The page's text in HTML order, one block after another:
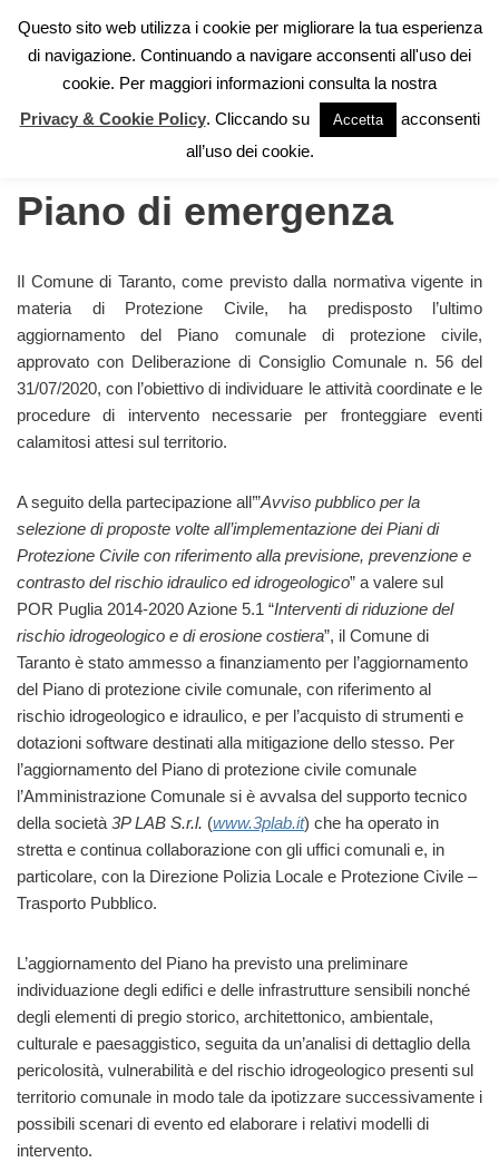
Vai
contenuto
Piano di emergenza
Piano di emergenza
Il Comune di Taranto, come previsto dalla normativa vigente in
materia di Protezione Civile, ha predisposto l’ultimo
aggiornamento del Piano comunale di protezione civile,
approvato con Deliberazione di Consiglio Comunale n. 56 del
31/07/2020, con l’obiettivo di individuare le attività coordinate e le
procedure di intervento necessarie per fronteggiare eventi
calamitosi attesi sul territorio.
A seguito della partecipazione all’”Avviso pubblico per la
selezione di proposte volte all’implementazione dei Piani di
Protezione Civile con riferimento alla previsione, prevenzione e
contrasto del rischio idraulico ed idrogeologico” a valere sul
POR Puglia 2014-2020 Azione 5.1 “Interventi di riduzione del
rischio idrogeologico e di erosione costiera”, il Comune di
Taranto è stato ammesso a finanziamento per l’aggiornamento
del Piano di protezione civile comunale, con riferimento al
rischio idrogeologico e idraulico, e per l’acquisto di strumenti e
dotazioni software destinati alla mitigazione dello stesso. Per
l’aggiornamento del Piano di protezione civile comunale
l’Amministrazione Comunale si è avvalsa del supporto tecnico
della società 3P LAB S.r.l. (www.3plab.it) che ha operato in
stretta e continua collaborazione con gli uffici comunali e, in
particolare, con la Direzione Polizia Locale e Protezione Civile –
Trasporto Pubblico.
L’aggiornamento del Piano ha previsto una preliminare
individuazione degli edifici e delle infrastrutture sensibili nonché
degli elementi di pregio storico, architettonico, ambientale,
culturale e paesaggistico, seguita da un’analisi di dettaglio della
pericolosità, vulnerabilità e del rischio idrogeologico presenti sul
territorio comunale in modo tale da ipotizzare successivamente i
possibili scenari di evento ed elaborare i relativi modelli di
intervento.
Questo sito web utilizza i cookie per migliorare la tua esperienza
di navigazione. Continuando a navigare acconsenti all'uso dei
cookie. Per maggiori informazioni consulta la nostra
Privacy & Cookie Policy. Cliccando su Accetta
acconsenti
all’uso dei cookie.